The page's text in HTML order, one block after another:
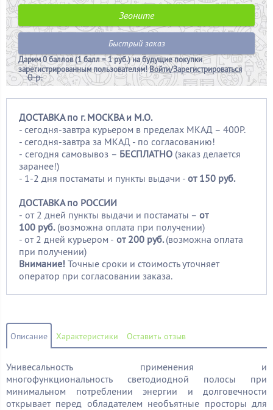
0 р.
Звоните
Быстрый заказ
Дарим0 баллов (1 балл = 1 руб.)на будущие покупки
зарегистрированным пользователям!Войти/Зарегистрироваться
ДОСТАВКА по г. МОСКВА и М.О.
- сегодня-завтра курьером в пределах МКАД – 400Р.
- сегодня-завтра за МКАД - по согласованию!
- сегодня самовывоз – БЕСПЛАТНО (заказ делается
заранее!)
- 1-2 дня постаматы и пункты выдачи - от 150 руб.
ДОСТАВКА по РОССИИ
- от 2 дней пункты выдачи и постаматы – от
100 руб. (возможна оплата при получении)
- от 2 дней курьером - от 200 руб.(возможна оплата
при получении)
Внимание! Точные сроки и стоимость уточняет
оператор при согласовании заказа.
Описание Характеристики Оставить отзыв
Унивесальность применения и
многофункциональность светодиодной полосы при
минимальном потреблении энергии и долговечности
открывает перед обладателем необъятные просторы для